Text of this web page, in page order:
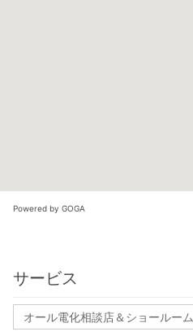
Powered by GOGA
サービス
オール電化相談店＆ショールーム